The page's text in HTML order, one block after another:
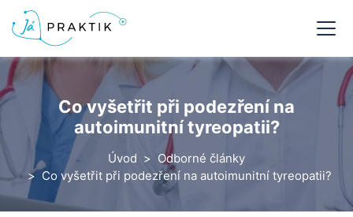
Co vyšetřit při podezření na
autoimunitní tyreopatii?
Úvod
Odborné články
Co vyšetřit při podezření na autoimunitní tyreopatii?